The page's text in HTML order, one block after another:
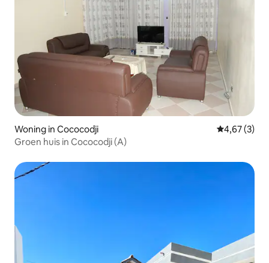
Woning in Cococodji
4,67 (3)
Groen huis in Cococodji (A)